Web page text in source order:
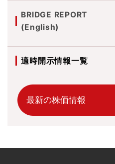
BRIDGE REPORT
(English)
適時開示情報一覧
最新の株価情報